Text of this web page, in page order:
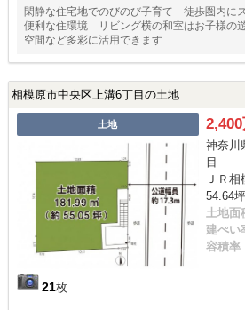
閑静な住宅地でのびのび子育て 徒歩圏内に
便利な住環境 リビング横の和室はお子様の
空間など多彩に活用できます
相模原市中央区上溝6丁目の土地
土地
21枚
2,400
神奈川
目
ＪＲ
54.64
土地面
建ぺい
容積率